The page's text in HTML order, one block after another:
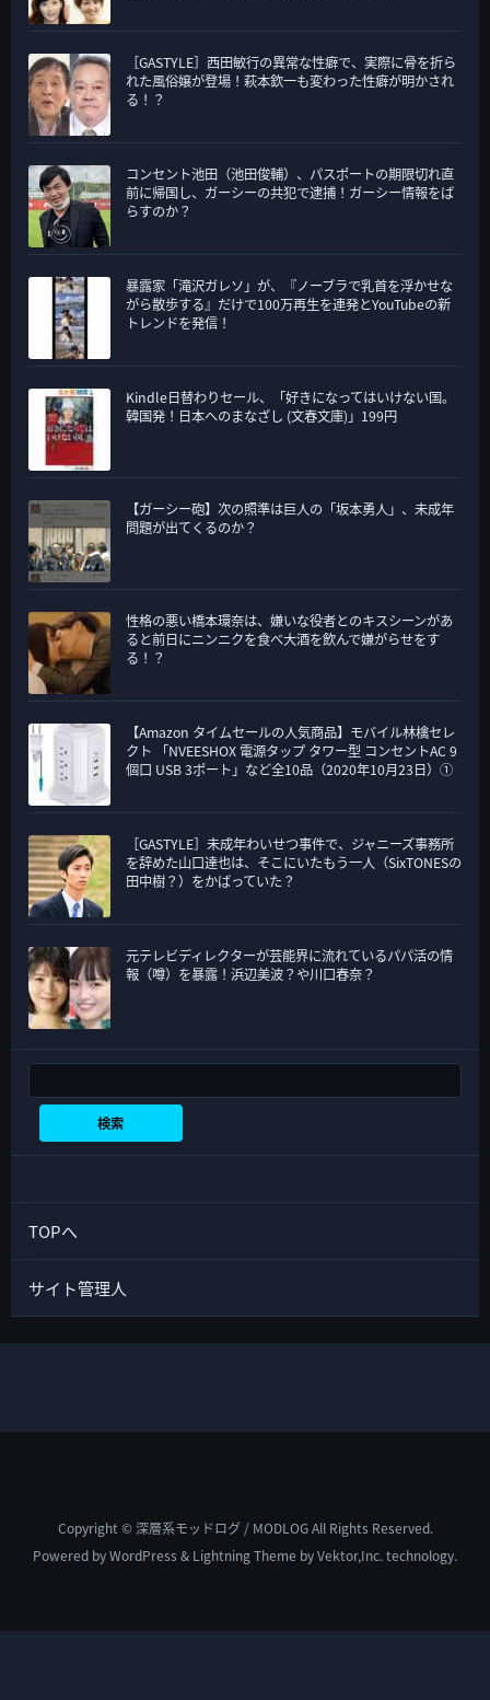
［GASTYLE］西田敏行の異常な性癖で、実際に骨を折ら
れた風俗嬢が登場！萩本欽一も変わった性癖が明かされ
る！？
コンセント池田（池田俊輔）、パスポートの期限切れ直
前に帰国し、ガーシーの共犯で逮捕！ガーシー情報をば
らすのか？
暴露家「滝沢ガレソ」が、『ノーブラで乳首を浮かせな
がら散歩する』だけで100万再生を連発とYouTubeの新
トレンドを発信！
Kindle日替わりセール、「好きになってはいけない国。
韓国発！日本へのまなざし (文春文庫)」199円
【ガーシー砲】次の照準は巨人の「坂本勇人」、未成年
問題が出てくるのか？
性格の悪い橋本環奈は、嫌いな役者とのキスシーンがあ
ると前日にニンニクを食べ大酒を飲んで嫌がらせをす
る！？
【Amazon タイムセールの人気商品】モバイル林檎セレ
クト 「NVEESHOX 電源タップ タワー型 コンセントAC 9
個口 USB 3ポート」など全10品（2020年10月23日）①
［GASTYLE］未成年わいせつ事件で、ジャニーズ事務所
を辞めた山口達也は、そこにいたもう一人（SixTONESの
田中樹？）をかばっていた？
元テレビディレクターが芸能界に流れているパパ活の情
報（噂）を暴露！浜辺美波？や川口春奈？
検索
TOPへ
サイト管理人
Copyright © 深層系モッドログ / MODLOG All Rights Reserved.
Powered byWordPress & Lightning Theme by Vektor,Inc. technology.